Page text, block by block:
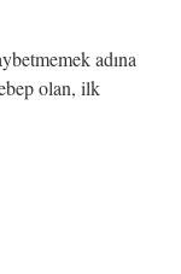
adına
olan, ilk